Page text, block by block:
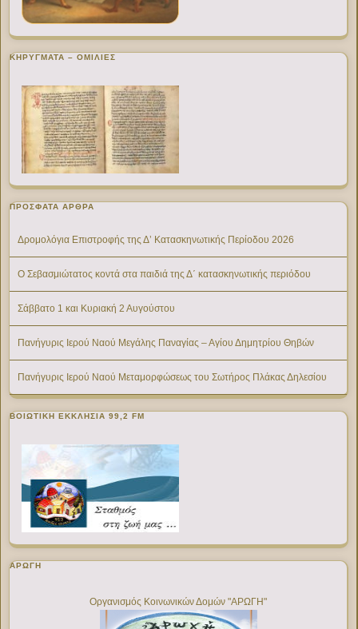
ΚΗΡΥΓΜΑΤΑ – ΟΜΙΛΙΕΣ
ΠΡΌΣΦΑΤΑ ΆΡΘΡΑ
Δρομολόγια Επιστροφής της Δ’ Κατασκηνωτικής Περίοδου 2026
Ο Σεβασμιώτατος κοντά στα παιδιά της Δ΄ κατασκηνωτικής περιόδου
Σάββατο 1 και Κυριακή 2 Αυγούστου
Πανήγυρις Ιερού Ναού Μεγάλης Παναγίας – Αγίου Δημητρίου Θηβών
Πανήγυρις Ιερού Ναού Μεταμορφώσεως του Σωτήρος Πλάκας Δηλεσίου
ΒΟΙΩΤΙΚΉ ΕΚΚΛΗΣΊΑ 99,2 FM
ΑΡΩΓΗ
Οργανισμός Κοινωνικών Δομών "ΑΡΩΓΗ"